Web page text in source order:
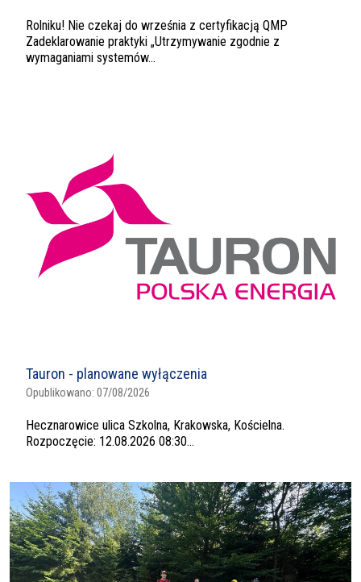
Rolniku! Nie czekaj do września z certyfikacją QMP
Zadeklarowanie praktyki „Utrzymywanie zgodnie z
wymaganiami systemów...
Tauron - planowane wyłączenia
Opublikowano: 07/08/2026
Hecznarowice ulica Szkolna, Krakowska, Kościelna.
Rozpoczęcie: 12.08.2026 08:30...